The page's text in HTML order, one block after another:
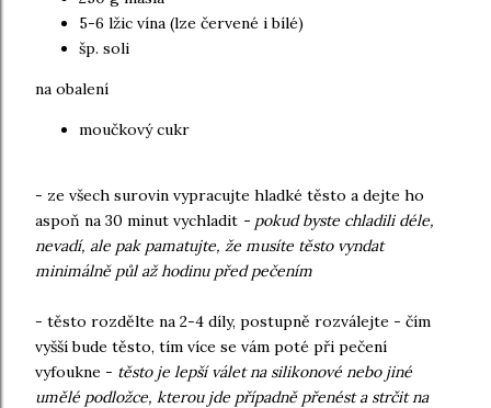
5-6 lžic vína (lze červené i bílé)
šp. soli
na obalení
moučkový cukr
- ze všech surovin vypracujte hladké těsto a dejte ho
aspoň na 30 minut vychladit - pokud byste chladili déle,
nevadí, ale pak pamatujte, že musíte těsto vyndat
minimálně půl až hodinu před pečením
- těsto rozdělte na 2-4 díly, postupně rozválejte - čím
vyšší bude těsto, tím více se vám poté při pečení
vyfoukne - těsto je lepší válet na silikonové nebo jiné
umělé podložce, kterou jde případně přenést a strčit na